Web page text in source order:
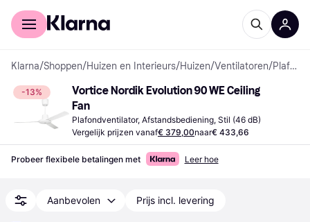
Voor shoppers
Klarna/Shoppen/Huizen en Interieurs/Huizen/Ventilatoren/ Plafondventilatoren
-13%
Vortice Nordik Evolution 90 WE Ceiling
Fan
Plafondventilator, Afstandsbediening, Stil (46 dB)
Vergelijk prijzen vanaf€ 379,00naar€ 433,66
Probeer flexibele betalingen met Leer hoe
Aanbevolen Prijs incl. levering